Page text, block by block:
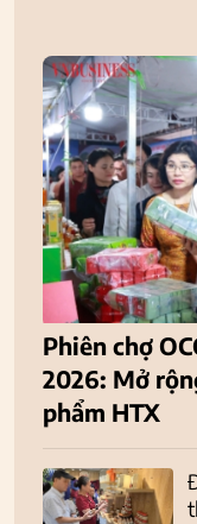
Phiên chợ
2026: Mở
phẩm HTX